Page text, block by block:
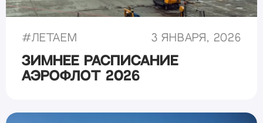
#Летаем 3 января, 2026
Зимнее расписание
Аэрофлот 2026